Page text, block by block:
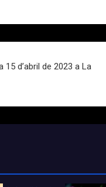
d’abril de 2023 a La